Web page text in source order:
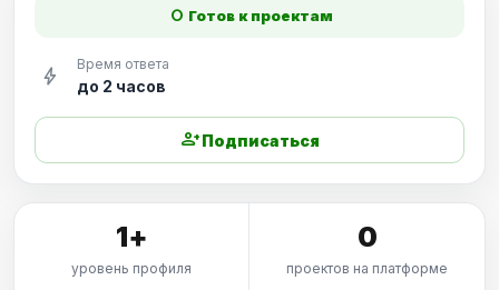
fiber_manual_record Готов к проектам
bolt Время ответа
до 2 часов
person_addПодписаться
1+
уровень профиля
0
проектов на платформе